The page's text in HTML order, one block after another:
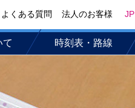
て 時刻表・路線
よくある質問 法人のお客様 JP